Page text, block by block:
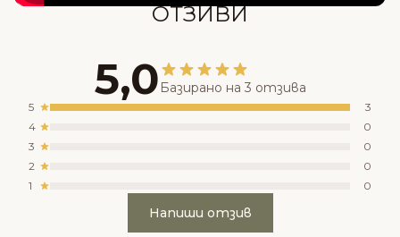
ОТЗИВИ
5,0 Базирано на 3 отзива
5
3
4
0
3
0
2
0
1
0
Напиши отзив